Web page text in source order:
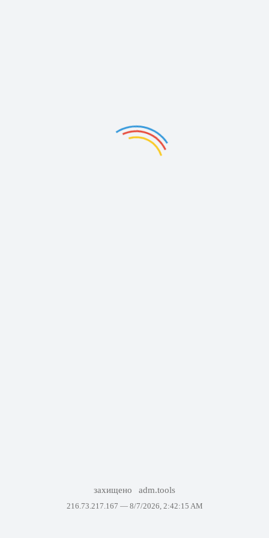
захищено adm.tools
216.73.217.167 — 8/7/2026, 2:42:15 AM